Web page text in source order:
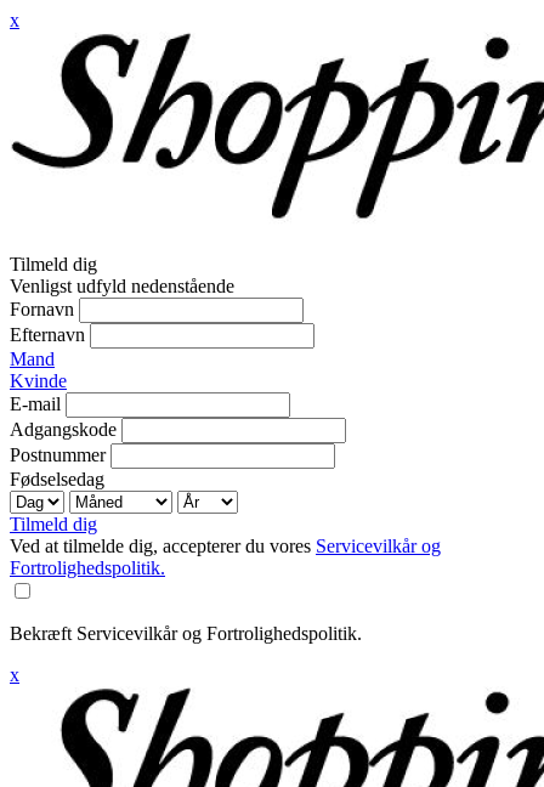
x
Tilmeld dig
Venligst udfyld nedenstående
Fornavn
Efternavn
Mand
Kvinde
E-mail
Adgangskode
Postnummer
Fødselsedag
Tilmeld dig
Ved at tilmelde dig, accepterer du vores Servicevilkår og
Fortrolighedspolitik.
Bekræft Servicevilkår og Fortrolighedspolitik.
x